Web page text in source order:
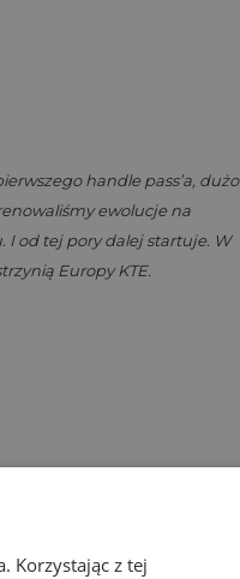
handle pass’a, dużo
ewolucje na
I od tej pory dalej startuje. W
Europy KTE.
Korzystając z tej